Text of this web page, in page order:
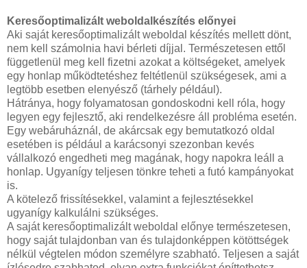
Keresőoptimalizált weboldalkészítés előnyei
Aki saját keresőoptimalizált weboldal készítés mellett dönt,
nem kell számolnia havi bérleti díjjal. Természetesen ettől
függetlenül meg kell fizetni azokat a költségeket, amelyek
egy honlap működtetéshez feltétlenül szükségesek, ami a
legtöbb esetben elenyésző (tárhely például).
Hátránya, hogy folyamatosan gondoskodni kell róla, hogy
legyen egy fejlesztő, aki rendelkezésre áll probléma esetén.
Egy webáruháznál, de akárcsak egy bemutatkozó oldal
esetében is például a karácsonyi szezonban kevés
vállalkozó engedheti meg magának, hogy napokra leáll a
honlap. Ugyanígy teljesen tönkre teheti a futó kampányokat
is.
A kötelező frissítésekkel, valamint a fejlesztésekkel
ugyanígy kalkulálni szükséges.
A saját keresőoptimalizált weboldal előnye természetesen,
hogy saját tulajdonban van és tulajdonképpen kötöttségek
nélkül végtelen módon személyre szabható. Teljesen a saját